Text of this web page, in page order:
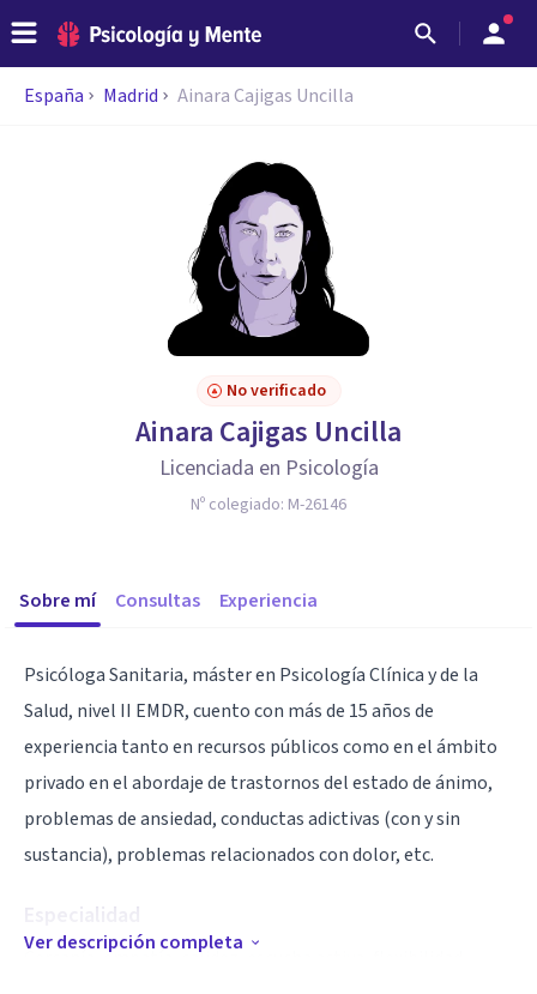
España Madrid Ainara Cajigas Uncilla
No verificado
Ainara Cajigas Uncilla
Licenciada en Psicología
Nº colegiado: M-26146
Sobre mí Consultas Experiencia
Psicóloga Sanitaria, máster en Psicología Clínica y de la
Salud, nivel II EMDR, cuento con más de 15 años de
experiencia tanto en recursos públicos como en el ámbito
privado en el abordaje de trastornos del estado de ánimo,
problemas de ansiedad, conductas adictivas (con y sin
sustancia), problemas relacionados con dolor, etc.
Especialidad
Cercanía, empatía, calidez, escucha activa, flexibilidad.
Ver descripción completa